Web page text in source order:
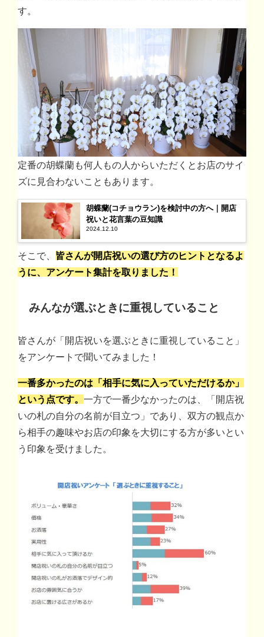
す。
定番の胡蝶蘭も何人もの人からいただくとお店のサイ
ズに見合わないこともあります。
胡蝶蘭(コチョウラン)を検討中の方へ｜開店
祝いと花言葉の豆知識
2024.12.10
そこで、 皆さんが開店祝いの選び方のヒントとなるよ
うに、アンケート集計を取りました！
みんなが選ぶときに重視していること
皆さんが「開店祝いを選ぶときに重視していること」
をアンケートで聞いてみました！
一番多かったのは「相手に気に入っていただけるか」
という点です。 一方で一番少なかったのは、「開店祝
いの札の自分の名前が目立つ」であり、双方の観点か
ら相手の趣味やお店の印象を大切にする方が多いとい
う印象を受けました。